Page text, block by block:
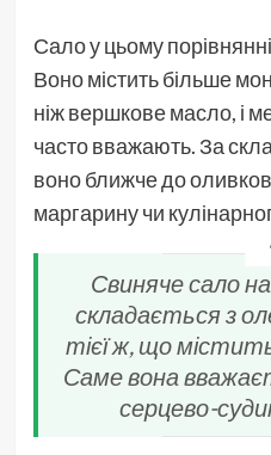
Сало у цьому
Воно містить більше
ніж вершкове масло, і
часто вважають. За
воно ближче до
маргарину чи
Свиняче сало
складається з
тієї ж, що
Саме вона
серцево-